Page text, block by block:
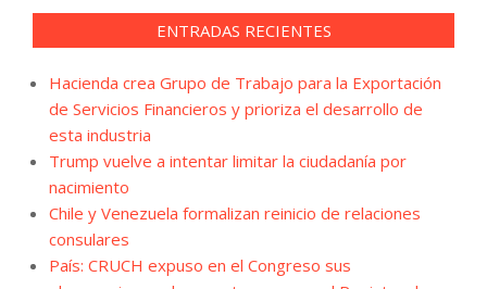
ENTRADAS RECIENTES
Hacienda crea Grupo de Trabajo para la Exportación
de Servicios Financieros y prioriza el desarrollo de
esta industria
Trump vuelve a intentar limitar la ciudadanía por
nacimiento
Chile y Venezuela formalizan reinicio de relaciones
consulares
País: CRUCH expuso en el Congreso sus